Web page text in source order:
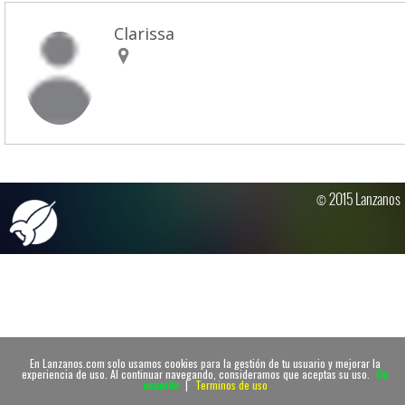
En Lanzanos.com solo usamos cookies para la gestión de tu usuario y mejorar la
experiencia de uso. Al continuar navegando, consideramos que aceptas su uso. De
acuerdo | Terminos de uso
Clarissa
© 2015 Lanzanos